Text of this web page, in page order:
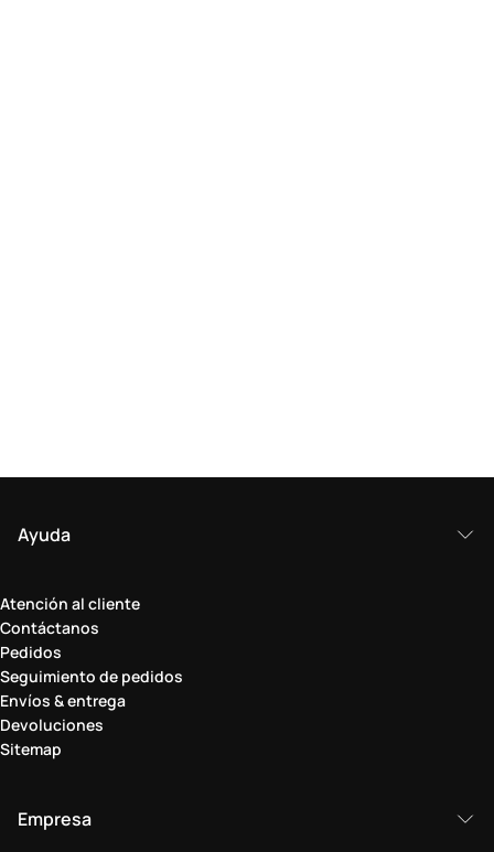
Ayuda
Atención al cliente
Contáctanos
Pedidos
Seguimiento de pedidos
Envíos & entrega
Devoluciones
Sitemap
Empresa